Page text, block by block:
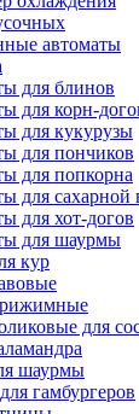
автоматы
для блинов
для корн-
для кукурузы
для пончиков
для попкорна
для сахарной
для хот-догов
для шаурмы
кур
для
шаурмы
гамбургеров